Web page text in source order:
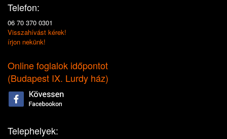
Telefon:
06 70 370 0301
Visszahívást kérek!
írjon nekünk!
Online foglalok időpontot
(Budapest IX. Lurdy ház)
Telephelyek: